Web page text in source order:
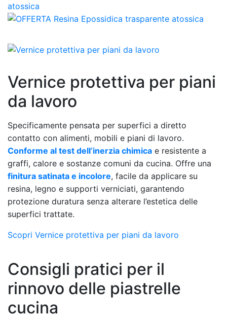
atossica
Vernice protettiva per piani
da lavoro
Specificamente pensata per superfici a diretto
contatto con alimenti, mobili e piani di lavoro.
Conforme al test dell’inerzia chimica e resistente a
graffi, calore e sostanze comuni da cucina. Offre una
finitura satinata e incolore, facile da applicare su
resina, legno e supporti verniciati, garantendo
protezione duratura senza alterare l’estetica delle
superfici trattate.
Scopri Vernice protettiva per piani da lavoro
Consigli pratici per il
rinnovo delle piastrelle
cucina